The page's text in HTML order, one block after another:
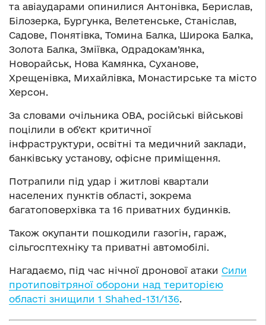
та авіаударами опинилися Антонівка, Берислав,
Білозерка, Бургунка, Велетенське, Станіслав,
Садове, Понятівка, Томина Балка, Широка Балка,
Золота Балка, Зміївка, Одрадокам’янка,
Новорайськ, Нова Камянка, Суханове,
Хрещенівка, Михайлівка, Монастирське та місто
Херсон.
За словами очільника ОВА, російські військові
поцілили в об’єкт критичної
інфраструктури, освітні та медичний заклади,
банківську установу, офісне приміщення.
Потрапили під удар і житлові квартали
населених пунктів області, зокрема
багатоповерхівка та 16 приватних будинків.
Також окупанти пошкодили газогін, гараж,
сільгосптехніку та приватні автомобілі.
Нагадаємо, під час нічної дронової атаки Сили
протиповітряної оборони над територією
області знищили 1 Shahed-131/136.